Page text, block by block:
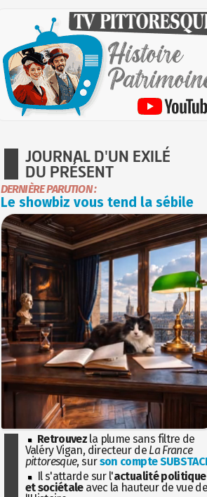
JOURNAL D'UN EXILÉ
DU PRÉSENT
DERNIÈRE PARUTION :
Le showbiz vous tend la sébile
Retrouvez la plume sans filtre de
Valéry Vigan, directeur de La France
pittoresque, surson compte
Il s'attarde sur l'actualité politique
et sociétaleavec la hauteur de vue